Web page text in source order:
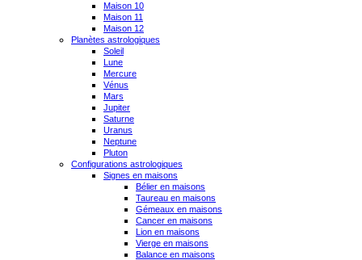
Maison 10
Maison 11
Maison 12
Planètes astrologiques
Soleil
Lune
Mercure
Vénus
Mars
Jupiter
Saturne
Uranus
Neptune
Pluton
Configurations astrologiques
Signes en maisons
Bélier en maisons
Taureau en maisons
Gémeaux en maisons
Cancer en maisons
Lion en maisons
Vierge en maisons
Balance en maisons